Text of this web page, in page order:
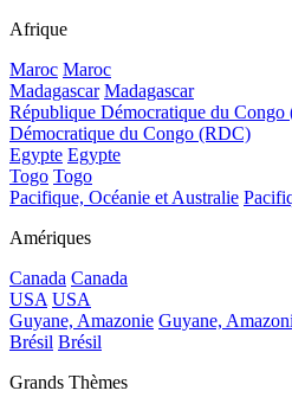
Afrique
Maroc Maroc
Madagascar Madagascar
République Démocratique du
Démocratique du Congo (RDC)
Egypte Egypte
Togo Togo
Pacifique, Océanie et Australie
Amériques
Canada Canada
USA USA
Guyane, Amazonie Guyane,
Brésil Brésil
Grands Thèmes